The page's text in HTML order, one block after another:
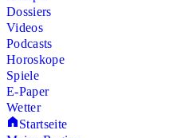
Dossiers
Videos
Podcasts
Horoskope
Spiele
E-Paper
Wetter
Startseite